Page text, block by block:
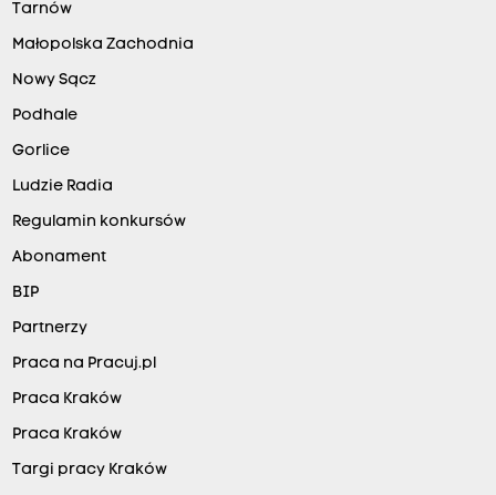
Tarnów
Małopolska Zachodnia
Nowy Sącz
Podhale
Gorlice
Ludzie Radia
Regulamin konkursów
Abonament
BIP
Partnerzy
Praca na Pracuj.pl
Praca Kraków
Praca Kraków
Targi pracy Kraków